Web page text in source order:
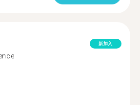
新加入